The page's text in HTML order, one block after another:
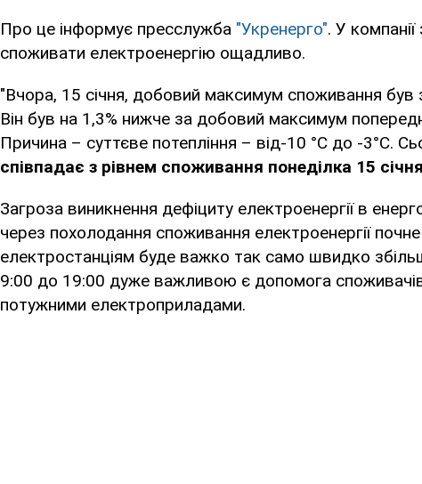
Про це інформує пресслужба "Укренерго". У
споживати електроенергію ощадливо.
"Вчора, 15 січня, добовий максимум споживання був
Він був на 1,3% нижче за добовий максимум
Причина – суттєве потепління – від-10 °C до -3°C.
співпадає з рівнем споживання понеділка 15 січня
Загроза виникнення дефіциту електроенергії в
через похолодання споживання електроенергії
електростанціям буде важко так само швидко
9:00 до 19:00 дуже важливою є допомога
потужними електроприладами.